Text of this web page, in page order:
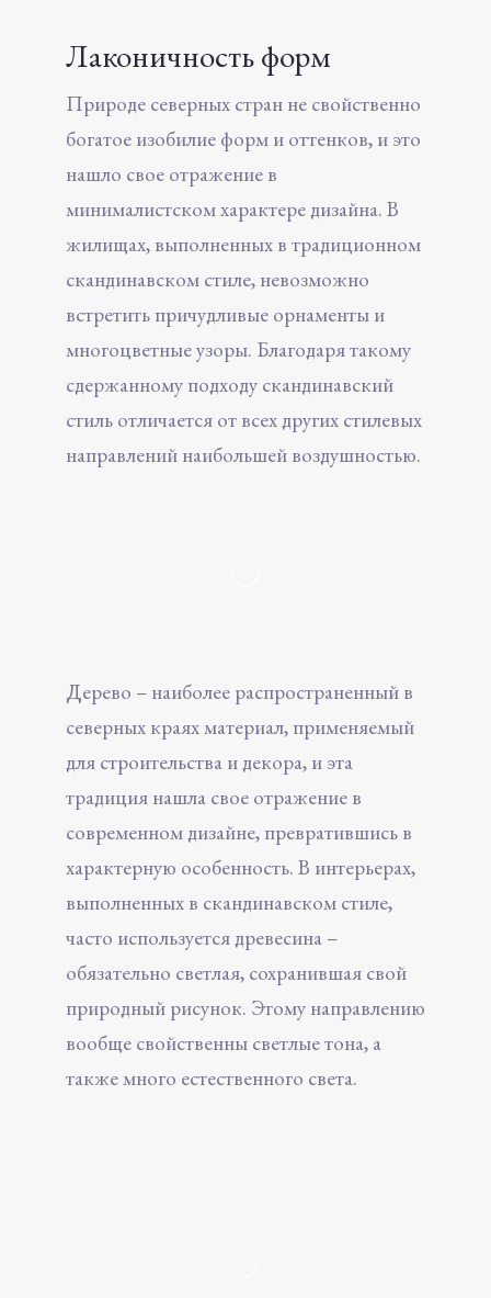
Лаконичность форм
Природе северных стран не свойственно
богатое изобилие форм и оттенков, и это
нашло свое отражение в
минималистском характере дизайна. В
жилищах, выполненных в традиционном
скандинавском стиле, невозможно
встретить причудливые орнаменты и
многоцветные узоры. Благодаря такому
сдержанному подходу скандинавский
стиль отличается от всех других стилевых
направлений наибольшей воздушностью.
Дерево – наиболее распространенный в
северных краях материал, применяемый
для строительства и декора, и эта
традиция нашла свое отражение в
современном дизайне, превратившись в
характерную особенность. В интерьерах,
выполненных в скандинавском стиле,
часто используется древесина –
обязательно светлая, сохранившая свой
природный рисунок. Этому направлению
вообще свойственны светлые тона, а
также много естественного света.